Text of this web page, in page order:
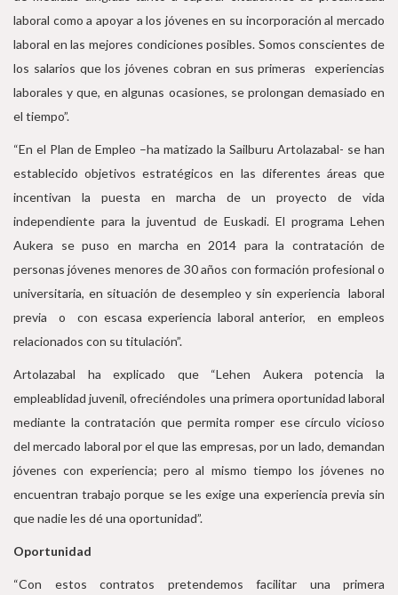
laboral como a apoyar a los jóvenes en su incorporación al mercado
laboral en las mejores condiciones posibles. Somos conscientes de
los salarios que los jóvenes cobran en sus primeras experiencias
laborales y que, en algunas ocasiones, se prolongan demasiado en
el tiempo”.
“En el Plan de Empleo –ha matizado la Sailburu Artolazabal- se han
establecido objetivos estratégicos en las diferentes áreas que
incentivan la puesta en marcha de un proyecto de vida
independiente para la juventud de Euskadi. El programa Lehen
Aukera se puso en marcha en 2014 para la contratación de
personas jóvenes menores de 30 años con formación profesional o
universitaria, en situación de desempleo y sin experiencia laboral
previa o con escasa experiencia laboral anterior, en empleos
relacionados con su titulación”.
Artolazabal ha explicado que “Lehen Aukera potencia la
empleablidad juvenil, ofreciéndoles una primera oportunidad laboral
mediante la contratación que permita romper ese círculo vicioso
del mercado laboral por el que las empresas, por un lado, demandan
jóvenes con experiencia; pero al mismo tiempo los jóvenes no
encuentran trabajo porque se les exige una experiencia previa sin
que nadie les dé una oportunidad”.
Oportunidad
“Con estos contratos pretendemos facilitar una primera